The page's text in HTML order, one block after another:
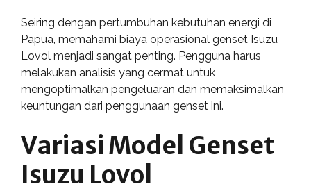
Seiring dengan pertumbuhan kebutuhan energi di
Papua, memahami biaya operasional genset Isuzu
Lovol menjadi sangat penting. Pengguna harus
melakukan analisis yang cermat untuk
mengoptimalkan pengeluaran dan memaksimalkan
keuntungan dari penggunaan genset ini.
Variasi Model Genset
Isuzu Lovol